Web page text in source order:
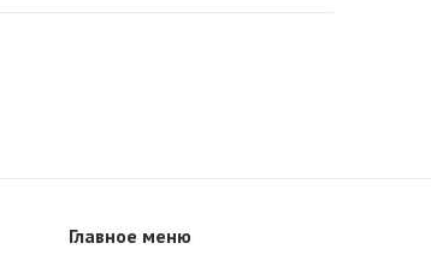
Главное меню